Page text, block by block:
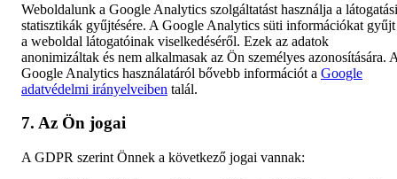
Weboldalunk a Google Analytics szolgáltatást használja a látogatási
statisztikák gyűjtésére. A Google Analytics süti információkat gyűjt
a weboldal látogatóinak viselkedéséről. Ezek az adatok
anonimizáltak és nem alkalmasak az Ön személyes azonosítására.
Google Analytics használatáról bővebb információt a Google
adatvédelmi irányelveiben talál.
7. Az Ön jogai
A GDPR szerint Önnek a következő jogai vannak: